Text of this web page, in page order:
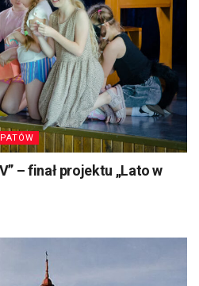
– finał projektu „Lato w